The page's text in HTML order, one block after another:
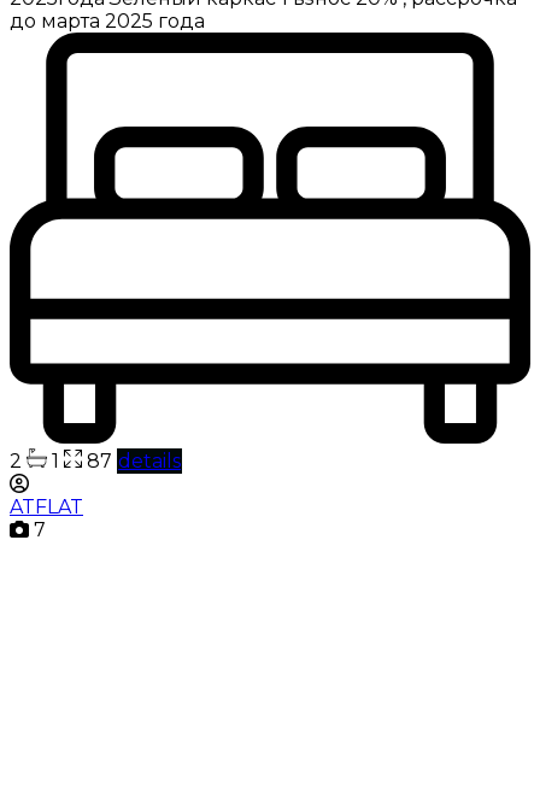
до марта 2025 года
2 1 87 details
ATFLAT
7